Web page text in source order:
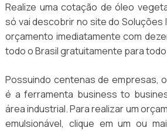
Realize uma cotação de óleo
só vai descobrir no site do Soluções
orçamento imediatamente com
todo o Brasil gratuitamente para todo
Possuindo centenas de empresas,
é a ferramenta business to
área industrial. Para realizar um
emulsionável, clique em um ou